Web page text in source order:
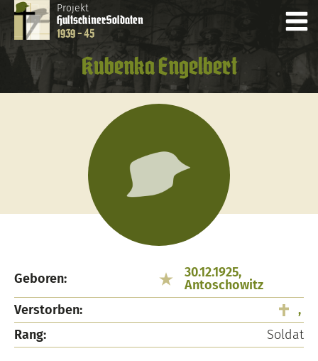
Projekt
HultschinerSoldaten
1939 - 45
Kubenka Engelbert
Geboren:
30.12.1925,
Antoschowitz
Verstorben:
,
Rang:
Soldat